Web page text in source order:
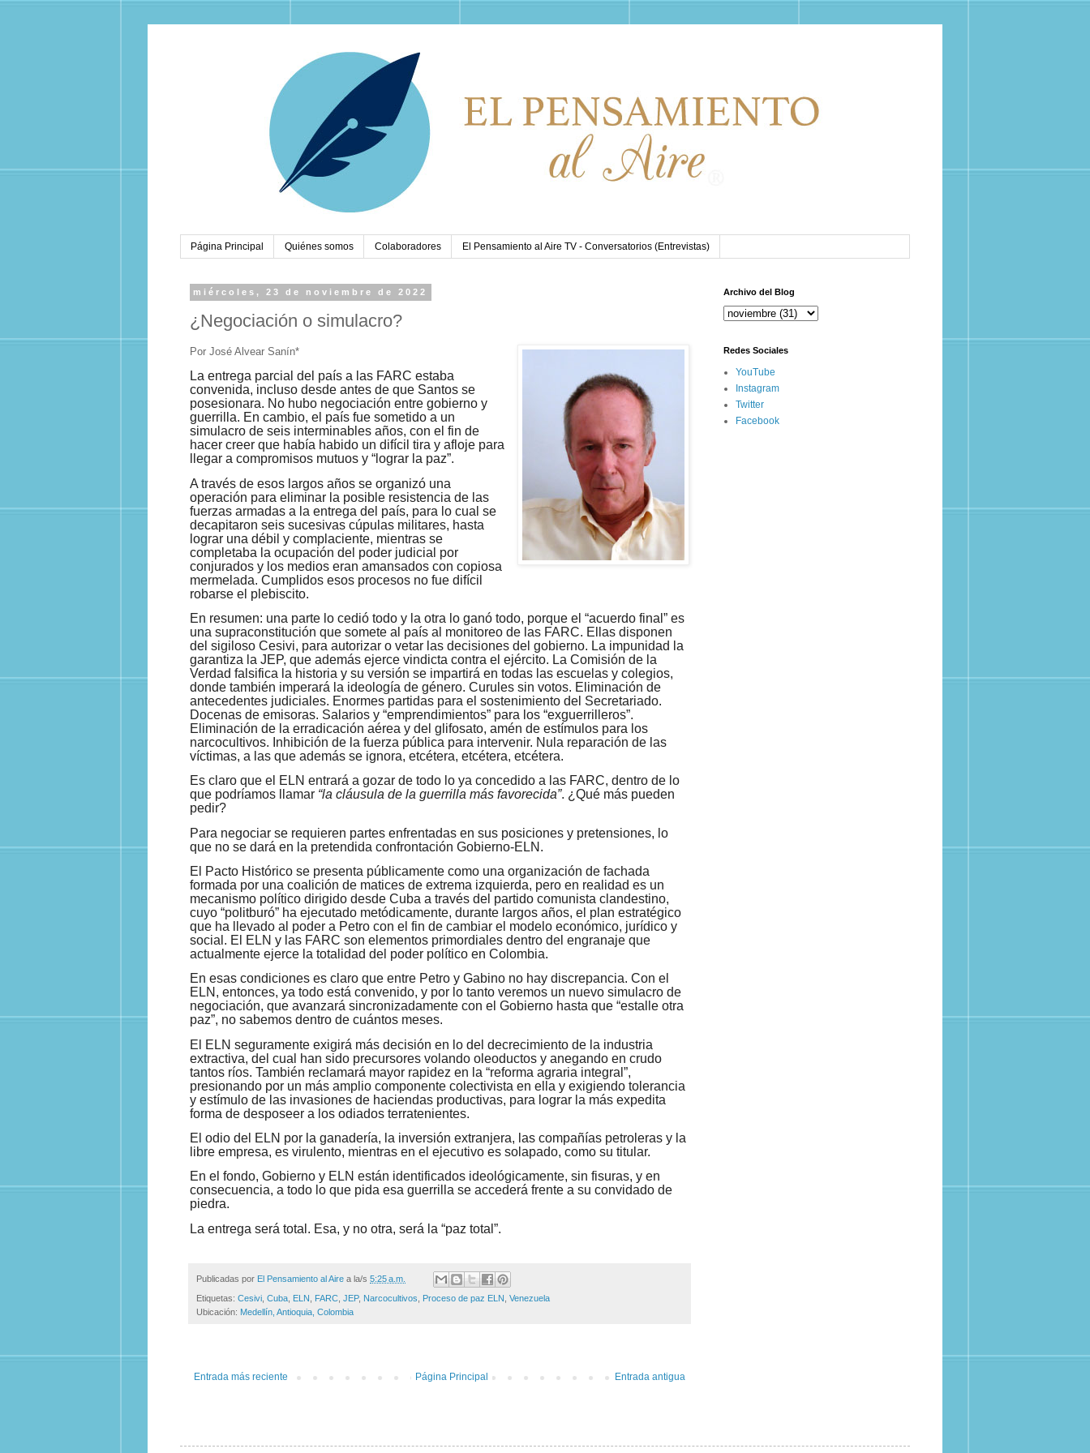
Página Principal Quiénes somos Colaboradores El Pensamiento al Aire TV - Conversatorios (Entrevistas)
miércoles, 23 de noviembre de 2022
¿Negociación o simulacro?
Por José Alvear Sanín*
La entrega parcial del país a las FARC estaba
convenida, incluso desde antes de que Santos se
posesionara. No hubo negociación entre gobierno y
guerrilla. En cambio, el país fue sometido a un
simulacro de seis interminables años, con el fin de
hacer creer que había habido un difícil tira y afloje para
llegar a compromisos mutuos y “lograr la paz”.
A través de esos largos años se organizó una
operación para eliminar la posible resistencia de las
fuerzas armadas a la entrega del país, para lo cual se
decapitaron seis sucesivas cúpulas militares, hasta
lograr una débil y complaciente, mientras se
completaba la ocupación del poder judicial por
conjurados y los medios eran amansados con copiosa
mermelada. Cumplidos esos procesos no fue difícil
robarse el plebiscito.
En resumen: una parte lo cedió todo y la otra lo ganó todo, porque el “acuerdo final” es
una supraconstitución que somete al país al monitoreo de las FARC. Ellas disponen
del sigiloso Cesivi, para autorizar o vetar las decisiones del gobierno. La impunidad la
garantiza la JEP, que además ejerce vindicta contra el ejército. La Comisión de la
Verdad falsifica la historia y su versión se impartirá en todas las escuelas y colegios,
donde también imperará la ideología de género. Curules sin votos. Eliminación de
antecedentes judiciales. Enormes partidas para el sostenimiento del Secretariado.
Docenas de emisoras. Salarios y “emprendimientos” para los “exguerrilleros”.
Eliminación de la erradicación aérea y del glifosato, amén de estímulos para los
narcocultivos. Inhibición de la fuerza pública para intervenir. Nula reparación de las
víctimas, a las que además se ignora, etcétera, etcétera, etcétera.
Es claro que el ELN entrará a gozar de todo lo ya concedido a las FARC, dentro de lo
que podríamos llamar “la cláusula de la guerrilla más favorecida”. ¿Qué más pueden
pedir?
Para negociar se requieren partes enfrentadas en sus posiciones y pretensiones, lo
que no se dará en la pretendida confrontación Gobierno-ELN.
El Pacto Histórico se presenta públicamente como una organización de fachada
formada por una coalición de matices de extrema izquierda, pero en realidad es un
mecanismo político dirigido desde Cuba a través del partido comunista clandestino,
cuyo “politburó” ha ejecutado metódicamente, durante largos años, el plan estratégico
que ha llevado al poder a Petro con el fin de cambiar el modelo económico, jurídico y
social. El ELN y las FARC son elementos primordiales dentro del engranaje que
actualmente ejerce la totalidad del poder político en Colombia.
En esas condiciones es claro que entre Petro y Gabino no hay discrepancia. Con el
ELN, entonces, ya todo está convenido, y por lo tanto veremos un nuevo simulacro de
negociación, que avanzará sincronizadamente con el Gobierno hasta que “estalle otra
paz”, no sabemos dentro de cuántos meses.
El ELN seguramente exigirá más decisión en lo del decrecimiento de la industria
extractiva, del cual han sido precursores volando oleoductos y anegando en crudo
tantos ríos. También reclamará mayor rapidez en la “reforma agraria integral”,
presionando por un más amplio componente colectivista en ella y exigiendo tolerancia
y estímulo de las invasiones de haciendas productivas, para lograr la más expedita
forma de desposeer a los odiados terratenientes.
El odio del ELN por la ganadería, la inversión extranjera, las compañías petroleras y la
libre empresa, es virulento, mientras en el ejecutivo es solapado, como su titular.
En el fondo, Gobierno y ELN están identificados ideológicamente, sin fisuras, y en
consecuencia, a todo lo que pida esa guerrilla se accederá frente a su convidado de
piedra.
La entrega será total. Esa, y no otra, será la “paz total”.
Publicadas por El Pensamiento al Aire a la/s 5:25 a.m.
Etiquetas: Cesivi Cuba ELN FARC JEP, Narcocultivos Proceso de paz ELN
Venezuela
Ubicación: Medellín, Antioquia, Colombia
Entrada más reciente Entrada antigua
Página Principal
Archivo del Blog
Redes Sociales
YouTube
Instagram
Twitter
Facebook